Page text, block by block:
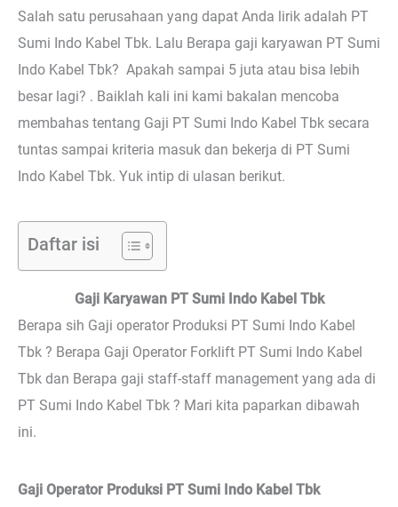
Salah satu perusahaan yang dapat Anda lirik adalah PT
Sumi Indo Kabel Tbk. Lalu Berapa gaji karyawan PT Sumi
Indo Kabel Tbk? Apakah sampai 5 juta atau bisa lebih
besar lagi? . Baiklah kali ini kami bakalan mencoba
membahas tentang Gaji PT Sumi Indo Kabel Tbk secara
tuntas sampai kriteria masuk dan bekerja di PT Sumi
Indo Kabel Tbk. Yuk intip di ulasan berikut.
Daftar isi
Gaji Karyawan PT Sumi Indo Kabel Tbk
Berapa sih Gaji operator Produksi PT Sumi Indo Kabel
Tbk ? Berapa Gaji Operator Forklift PT Sumi Indo Kabel
Tbk dan Berapa gaji staff-staff management yang ada di
PT Sumi Indo Kabel Tbk ? Mari kita paparkan dibawah
ini.
Gaji Operator Produksi PT Sumi Indo Kabel Tbk